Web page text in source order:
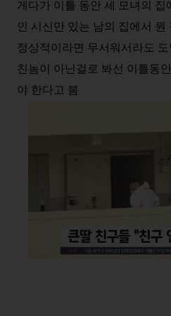
게다가 이틀 동안 세 모녀의 집
인 시신만 있는 남의 집에서 뭔
정상적이라면 무서워서라도 도
친놈이 아닌걸로 봐선 이틀동
야 한다고 봄